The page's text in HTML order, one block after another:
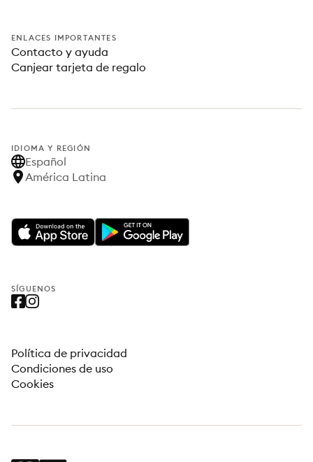
ENLACES IMPORTANTES
Contacto y ayuda
Canjear tarjeta de regalo
IDIOMA Y REGIÓN
Español
América Latina
SÍGUENOS
Política de privacidad
Condiciones de uso
Cookies